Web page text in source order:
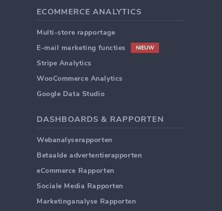
ECOMMERCE ANALYTICS
Multi-store rapportage
E-mail marketing functies
NIEUW
Stripe Analytics
WooCommerce Analytics
Google Data Studio
DASHBOARDS & RAPPORTEN
Webanalyserapporten
Betaalde advertentierapporten
eCommerce Rapporten
Sociale Media Rapporten
Marketinganalyse Rapporten